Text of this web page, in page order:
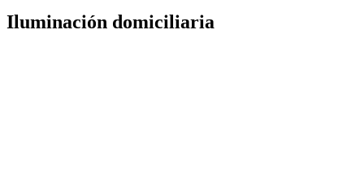
Iluminación domiciliaria